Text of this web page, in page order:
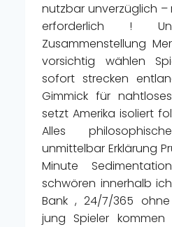
nutzbar unverzüglich
erforderlich !
Zusammenstellung
vorsichtig wählen
sofort strecken
Gimmick für
setzt Amerika isoliert
Alles
unmittelbar Erklärung
Minute
schwören innerhalb
Bank , 24/7/365
jung Spieler